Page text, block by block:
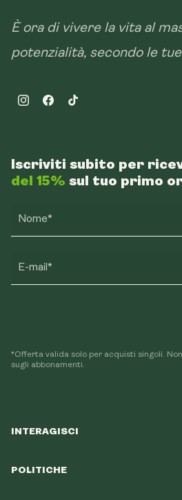
È ora di vivere la vita al
potenzialità, secondo le
InstagramFacebookTikTok
INTERAGISCI
POLITICHE
Iscriviti subito per
del 15% sul tuo primo
Nome*
E-mail*
*Offerta valida solo per acquisti singoli.
sugli abbonamenti.